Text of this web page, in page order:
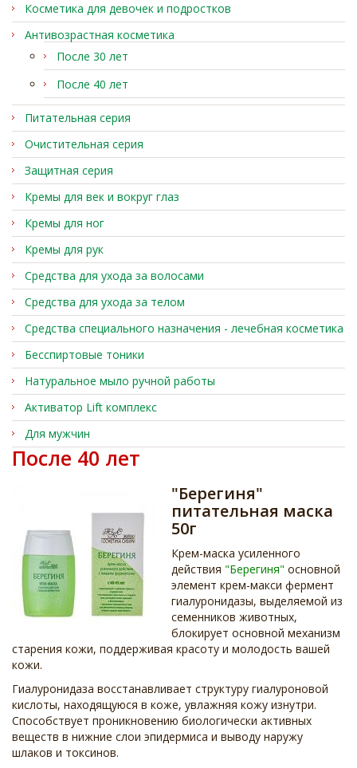
Косметика для девочек и подростков
Антивозрастная косметика
После 30 лет
После 40 лет
Питательная серия
Очистительная серия
Защитная серия
Кремы для век и вокруг глаз
Кремы для ног
Кремы для рук
Средства для ухода за волосами
Средства для ухода за телом
Средства специального назначения - лечебная косметика
Бесспиртовые тоники
Натуральное мыло ручной работы
Активатор Lift комплекс
Для мужчин
После 40 лет
"Берегиня"
питательная маска
50г
Крем-маска усиленного
действия "Берегиня" основной
элемент крем-макси фермент
гиалуронидазы, выделяемой из
семенников животных,
блокирует основной механизм
старения кожи, поддерживая красоту и молодость вашей
кожи.
Гиалуронидаза восстанавливает структуру гиалуроновой
кислоты, находящуюся в коже, увлажняя кожу изнутри.
Способствует проникновению биологически активных
веществ в нижние слои эпидермиса и выводу наружу
шлаков и токсинов.